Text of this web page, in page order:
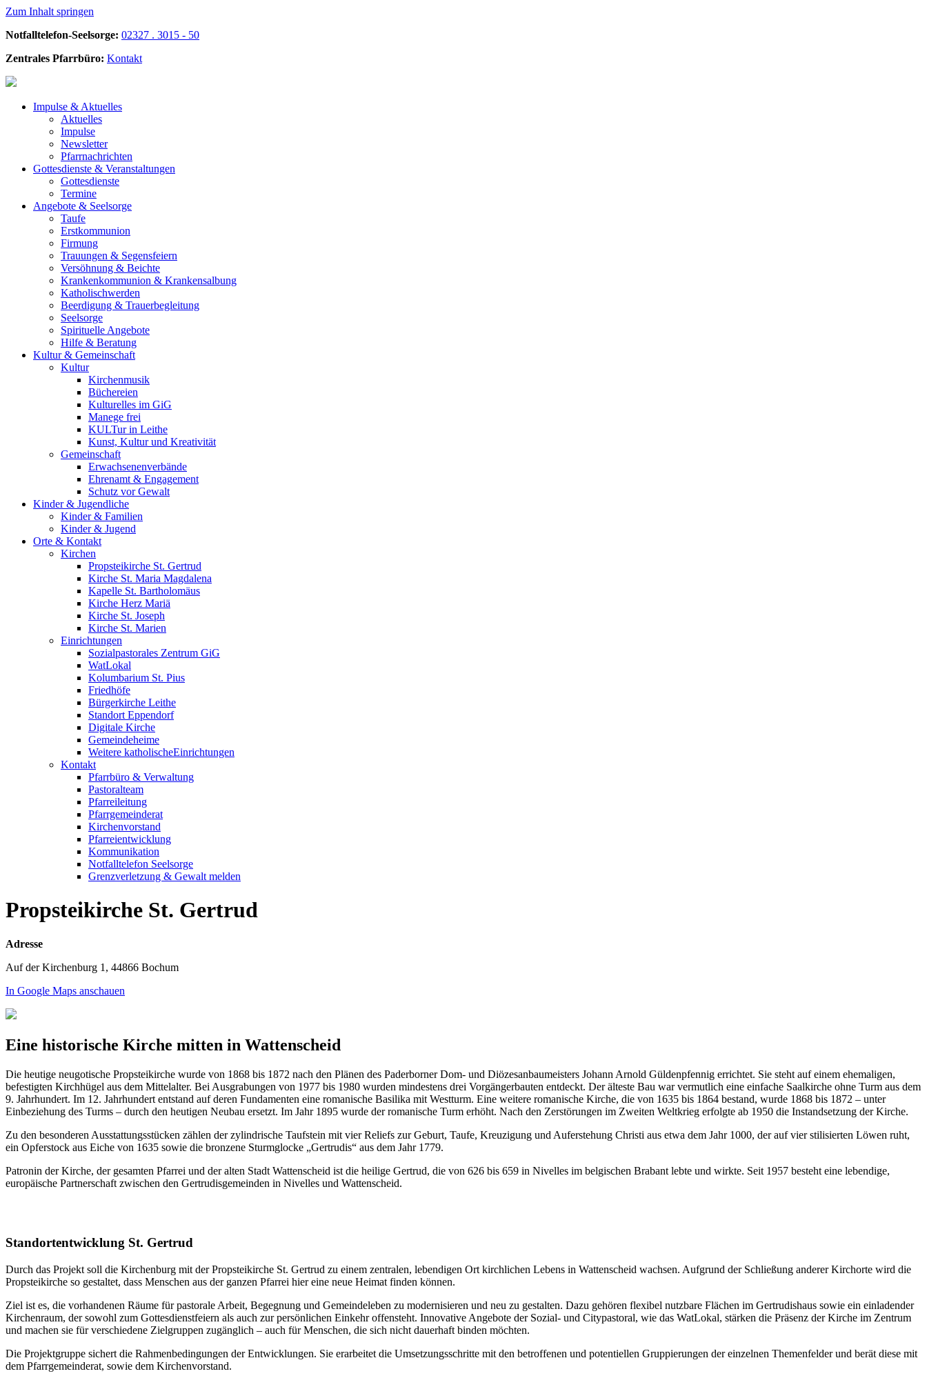
Zum Inhalt springen
Notfalltelefon-Seelsorge: 02327 . 3015 - 50
Zentrales Pfarrbüro: Kontakt
Impulse & Aktuelles
Aktuelles
Impulse
Newsletter
Pfarrnachrichten
Gottesdienste & Veranstaltungen
Gottesdienste
Termine
Angebote & Seelsorge
Taufe
Erstkommunion
Firmung
Trauungen & Segensfeiern
Versöhnung & Beichte
Krankenkommunion & Krankensalbung
Katholischwerden
Beerdigung & Trauerbegleitung
Seelsorge
Spirituelle Angebote
Hilfe & Beratung
Kultur & Gemeinschaft
Kultur
Kirchenmusik
Büchereien
Kulturelles im GiG
Manege frei
KULTur in Leithe
Kunst, Kultur und Kreativität
Gemeinschaft
Erwachsenenverbände
Ehrenamt & Engagement
Schutz vor Gewalt
Kinder & Jugendliche
Kinder & Familien
Kinder & Jugend
Orte & Kontakt
Kirchen
Propsteikirche St. Gertrud
Kirche St. Maria Magdalena
Kapelle St. Bartholomäus
Kirche Herz Mariä
Kirche St. Joseph
Kirche St. Marien
Einrichtungen
Sozialpastorales Zentrum GiG
WatLokal
Kolumbarium St. Pius
Friedhöfe
Bürgerkirche Leithe
Standort Eppendorf
Digitale Kirche
Gemeindeheime
Weitere katholische­­Einrichtungen
Kontakt
Pfarrbüro & Verwaltung
Pastoralteam
Pfarreileitung
Pfarrgemeinderat
Kirchenvorstand
Pfarreientwicklung
Kommunikation
Notfalltelefon Seelsorge
Grenzverletzung & Gewalt melden
Propsteikirche St. Gertrud
Adresse
Auf der Kirchenburg 1, 44866 Bochum
In Google Maps anschauen
Eine historische Kirche mitten in Wattenscheid
Die heutige neugotische Propsteikirche wurde von 1868 bis 1872 nach den Plänen des Paderborner Dom- und Diözesanbaumeisters Johann Arnold Güldenpfennig errichtet. Sie steht auf einem ehemaligen,
befestigten Kirchhügel aus dem Mittelalter. Bei Ausgrabungen von 1977 bis 1980 wurden mindestens drei Vorgängerbauten entdeckt. Der älteste Bau war vermutlich eine einfache Saalkirche ohne Turm aus dem
9. Jahrhundert. Im 12. Jahrhundert entstand auf deren Fundamenten eine romanische Basilika mit Westturm. Eine weitere romanische Kirche, die von 1635 bis 1864 bestand, wurde 1868 bis 1872 – unter
Einbeziehung des Turms – durch den heutigen Neubau ersetzt. Im Jahr 1895 wurde der romanische Turm erhöht. Nach den Zerstörungen im Zweiten Weltkrieg erfolgte ab 1950 die Instandsetzung der Kirche.
Zu den besonderen Ausstattungsstücken zählen der zylindrische Taufstein mit vier Reliefs zur Geburt, Taufe, Kreuzigung und Auferstehung Christi aus etwa dem Jahr 1000, der auf vier stilisierten Löwen ruht,
ein Opferstock aus Eiche von 1635 sowie die bronzene Sturmglocke „Gertrudis“ aus dem Jahr 1779.
Patronin der Kirche, der gesamten Pfarrei und der alten Stadt Wattenscheid ist die heilige Gertrud, die von 626 bis 659 in Nivelles im belgischen Brabant lebte und wirkte. Seit 1957 besteht eine lebendige,
europäische Partnerschaft zwischen den Gertrudisgemeinden in Nivelles und Wattenscheid.
Standortentwicklung St. Gertrud
Durch das Projekt soll die Kirchenburg mit der Propsteikirche St. Gertrud zu einem zentralen, lebendigen Ort kirchlichen Lebens in Wattenscheid wachsen. Aufgrund der Schließung anderer Kirchorte wird die
Propsteikirche so gestaltet, dass Menschen aus der ganzen Pfarrei hier eine neue Heimat finden können.
Ziel ist es, die vorhandenen Räume für pastorale Arbeit, Begegnung und Gemeindeleben zu modernisieren und neu zu gestalten. Dazu gehören flexibel nutzbare Flächen im Gertrudishaus sowie ein einladender
Kirchenraum, der sowohl zum Gottesdienstfeiern als auch zur persönlichen Einkehr offensteht. Innovative Angebote der Sozial- und Citypastoral, wie das WatLokal, stärken die Präsenz der Kirche im Zentrum
und machen sie für verschiedene Zielgruppen zugänglich – auch für Menschen, die sich nicht dauerhaft binden möchten.
Die Projektgruppe sichert die Rahmenbedingungen der Entwicklungen. Sie erarbeitet die Umsetzungsschritte mit den betroffenen und potentiellen Gruppierungen der einzelnen Themenfelder und berät diese mit
dem Pfarrgemeinderat, sowie dem Kirchenvorstand.